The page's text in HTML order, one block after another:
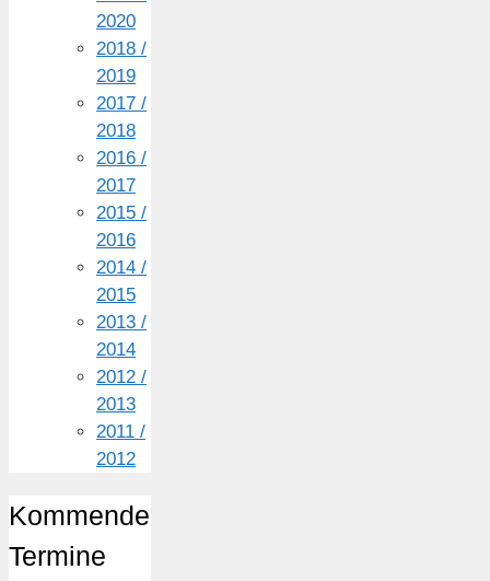
2020
2018 /
2019
2017 /
2018
2016 /
2017
2015 /
2016
2014 /
2015
2013 /
2014
2012 /
2013
2011 /
2012
Kommende
Termine